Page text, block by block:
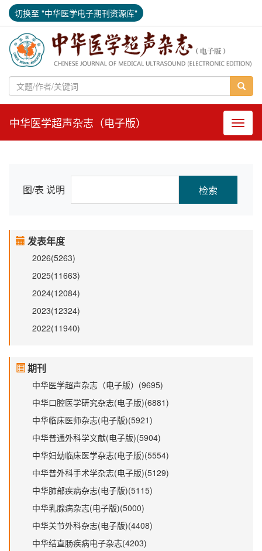
切换至 "中华医学电子期刊资源库"
导航
中华医学超声杂志（电子版）
图/表 说明
发表年度
2026(5263)
2025(11663)
2024(12084)
2023(12324)
2022(11940)
期刊
中华医学超声杂志（电子版）(9695)
中华口腔医学研究杂志(电子版)(6881)
中华临床医师杂志(电子版)(5921)
中华普通外科学文献(电子版)(5904)
中华妇幼临床医学杂志(电子版)(5554)
中华普外科手术学杂志(电子版)(5129)
中华肺部疾病杂志(电子版)(5115)
中华乳腺病杂志(电子版)(5000)
中华关节外科杂志(电子版)(4408)
中华结直肠疾病电子杂志(4203)